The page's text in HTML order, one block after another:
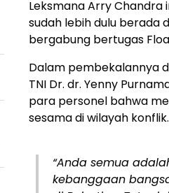
Leksmana Arry Chandra
sudah lebih dulu berada
bergabung bertugas
Dalam pembekalannya
TNI Dr. dr. Yenny
para personel bahwa
sesama di wilayah konflik.
“Anda semua
kebanggaan